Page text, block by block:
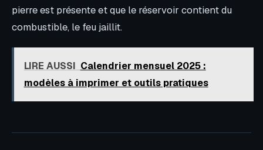
pierre est présente et que le réservoir contient du
combustible, le feu jaillit.
LIRE AUSSI Calendrier mensuel 2025 :
modèles à imprimer et outils pratiques